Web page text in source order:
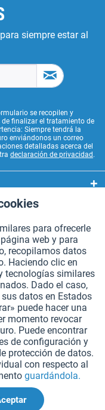
siempre estar al
se recopilen y
finalizar el tratamiento de
Siempre tendrá la
enviándonos un correo
detalladas acerca del
declaración de privacidad .
los gastos de envío..
(en alemán)
somos? Ayuda
y reembolso
de datos
Aviso legal
Aktiv
Aktiv
para ofrecerle
web y para
recopilamos datos
Haciendo clic en
tecnologías similares
Dado el caso,
datos en Estados
puede hacer una
momento revocar
Puede encontrar
de configuración y
protección de datos.
con respecto al
guardándola.